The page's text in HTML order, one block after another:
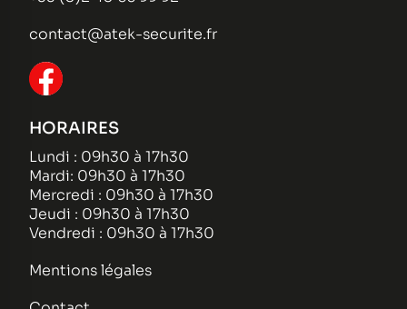
contact@atek-securite.fr
HORAIRES
Lundi : 09h30 à 17h30
Mardi: 09h30 à 17h30
Mercredi : 09h30 à 17h30
Jeudi : 09h30 à 17h30
Vendredi : 09h30 à 17h30
Mentions légales